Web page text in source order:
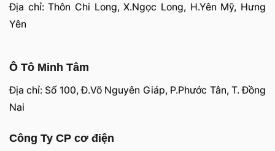
Địa chỉ: Thôn Chi Long, X.Ngọc Long, H.Yên Mỹ, Hưng
Yên
Ô Tô Minh Tâm
Địa chỉ: Số 100, Đ.Võ Nguyên Giáp, P.Phước Tân, T. Đồng
Nai
Công Ty CP cơ điện